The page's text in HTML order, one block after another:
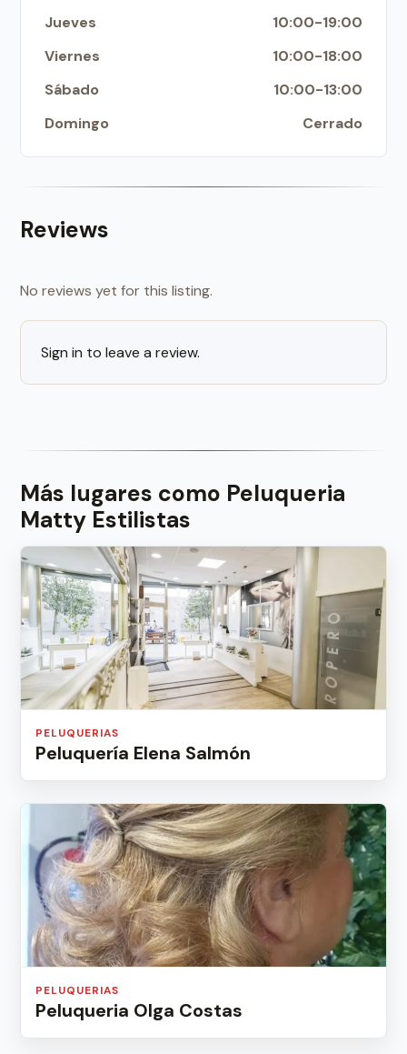
Jueves
10:00-19:00
Viernes
10:00-18:00
Sábado
10:00-13:00
Domingo
Cerrado
Reviews
No reviews yet for this listing.
Sign in to leave a review.
Más lugares como Peluqueria
Matty Estilistas
PELUQUERIAS
Peluquería Elena Salmón
PELUQUERIAS
Peluqueria Olga Costas